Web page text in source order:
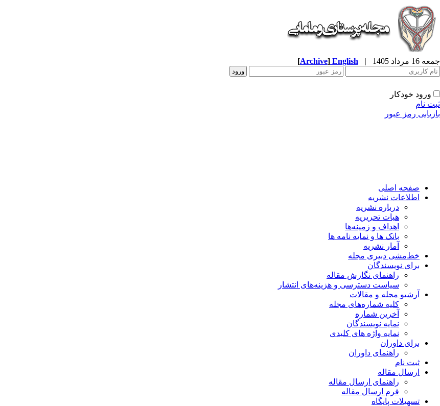
جمعه 16 مرداد 1405 |
English
[Archive]
ورود خودکار
ثبت نام
بازیابی رمز عبور
صفحه اصلی
اطلاعات نشریه
درباره نشریه
هیات تحریریه
اهداف و زمینه‌ها
بانک ها و نمایه نامه ها
آمار نشریه
خط‌مشی دبیری مجله
برای نویسندگان
راهنمای نگارش مقاله
سیاست دسترسی و هزینه‌های انتشار
آرشیو مجله و مقالات
کلیه شماره‌های مجله
آخرین شماره
نمایه نویسندگان
نمایه واژه های کلیدی
برای داوران
راهنمای داوران
ثبت نام
ارسال مقاله
راهنمای ارسال مقاله
فرم ارسال مقاله
تسهیلات پایگاه